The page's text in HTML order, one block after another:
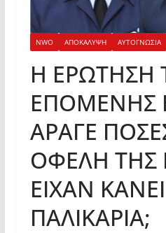
NWO ΑΠΟΚΑΛΥΨΗ ΑΥΤΟΓΝΩΣΙΑ
Η ΕΡΩΤΗΣΗ
ΕΠΟΜΕΝΗΣ
ΑΡΑΓΕ
ΟΦΕΛΗ ΤΗΣ
ΕΙΧΑΝ
ΠΑΛΙΚΑΡΙΑ;